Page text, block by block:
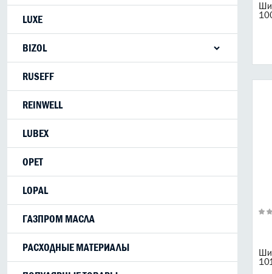
LUXE
BIZOL
RUSEFF
REINWELL
LUBEX
OPET
LOPAL
ГАЗПРОМ МАСЛА
РАСХОДНЫЕ МАТЕРИАЛЫ